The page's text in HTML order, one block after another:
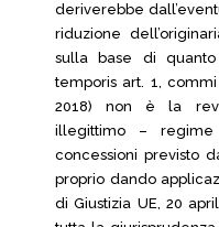
deriverebbe
riduzione
sulla base di
temporis art. 1,
2018) non è la
illegittimo –
concessioni previsto
proprio dando
di Giustizia UE, 20